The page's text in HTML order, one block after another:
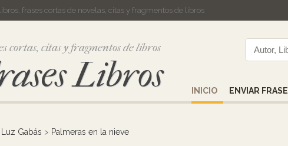
frases cortas de novelas, citas y fragmentos de libros
cortas, citas y fragmentos de libros
Libros INICIO ENVIAR FRASE
Luz Gabás > Palmeras en la nieve